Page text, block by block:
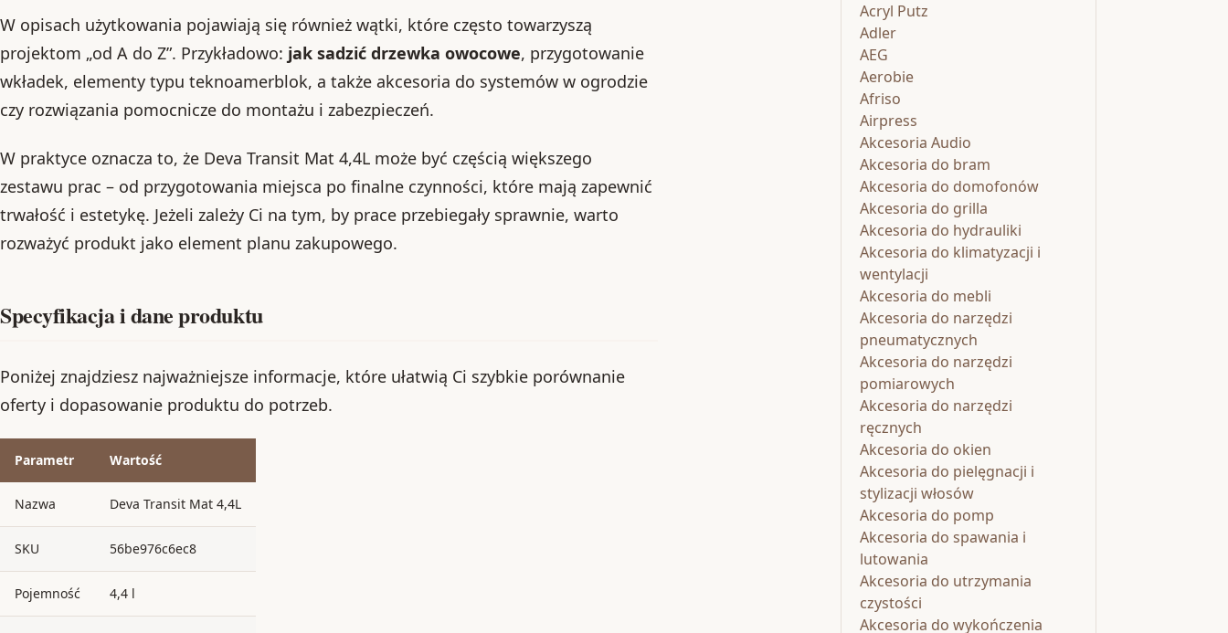
W opisach użytkowania pojawiają się również wątki, które często towarzyszą
projektom „od A do Z”. Przykładowo: jak sadzić drzewka owocowe, przygotowanie
wkładek, elementy typu teknoamerblok, a także akcesoria do systemów w ogrodzie
czy rozwiązania pomocnicze do montażu i zabezpieczeń.
W praktyce oznacza to, że Deva Transit Mat 4,4L może być częścią większego
zestawu prac – od przygotowania miejsca po finalne czynności, które mają zapewnić
trwałość i estetykę. Jeżeli zależy Ci na tym, by prace przebiegały sprawnie, warto
rozważyć produkt jako element planu zakupowego.
Specyfikacja i dane produktu
Poniżej znajdziesz najważniejsze informacje, które ułatwią Ci szybkie porównanie
oferty i dopasowanie produktu do potrzeb.
Parametr Wartość
Nazwa Deva Transit Mat 4,4L
SKU 56be976c6ec8
Pojemność 4,4 l
Acryl Putz
Adler
AEG
Aerobie
Afriso
Airpress
Akcesoria Audio
Akcesoria do bram
Akcesoria do domofonów
Akcesoria do grilla
Akcesoria do hydrauliki
Akcesoria do klimatyzacji i
wentylacji
Akcesoria do mebli
Akcesoria do narzędzi
pneumatycznych
Akcesoria do narzędzi
pomiarowych
Akcesoria do narzędzi
ręcznych
Akcesoria do okien
Akcesoria do pielęgnacji i
stylizacji włosów
Akcesoria do pomp
Akcesoria do spawania i
lutowania
Akcesoria do utrzymania
czystości
Akcesoria do wykończenia